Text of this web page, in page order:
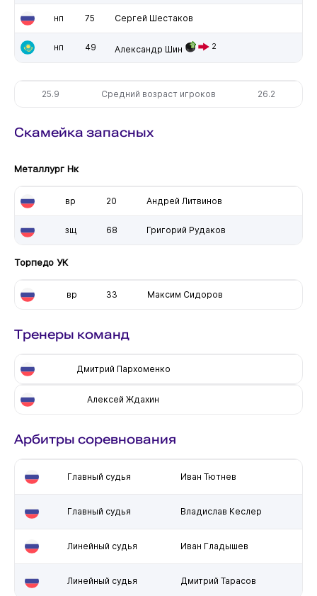
нп 75 Сергей Шестаков
нп 49 Александр Шин 2
25.9 Средний возраст игроков 26.2
Скамейка запасных
Металлург Нк
вр 20 Андрей Литвинов
зщ 68 Григорий Рудаков
Торпедо УК
вр 33 Максим Сидоров
Тренеры команд
Дмитрий Пархоменко
Алексей Ждахин
Арбитры соревнования
Главный судья Иван Тютнев
Главный судья Владислав Кеслер
Линейный судья Иван Гладышев
Линейный судья Дмитрий Тарасов